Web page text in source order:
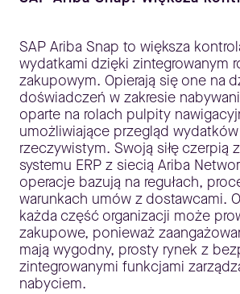
SAP Ariba Snap to większa
wydatkami dzięki zintegrowanym
zakupowym. Opierają się one na
doświadczeń w zakresie
oparte na rolach pulpity
umożliwiające przegląd
rzeczywistym. Swoją siłę czerpią
systemu ERP z siecią Ariba
operacje bazują na regułach,
warunkach umów z dostawcami.
każda część organizacji może
zakupowe, ponieważ
mają wygodny, prosty rynek z
zintegrowanymi funkcjami
nabyciem.